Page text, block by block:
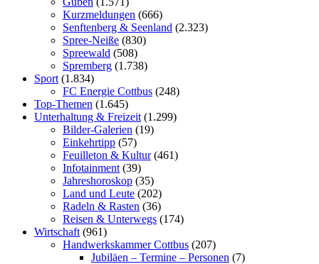
Kurzmeldungen (666)
Senftenberg & Seenland (2.323)
Spree-Neiße (830)
Spreewald (508)
Spremberg (1.738)
Sport (1.834)
FC Energie Cottbus (248)
Top-Themen (1.645)
Unterhaltung & Freizeit (1.299)
Bilder-Galerien (19)
Einkehrtipp (57)
Feuilleton & Kultur(461)
Infotainment (39)
Jahreshoroskop (35)
Land und Leute (202)
Radeln & Rasten (36)
Reisen & Unterwegs (174)
Wirtschaft (961)
Handwerkskammer Cottbus (207)
Jubiläen – Termine – Personen (7)